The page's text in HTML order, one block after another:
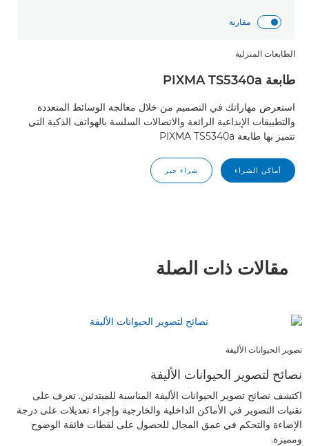
مقارنة
الطابعات المنزلية
طابعة PIXMA TS5340a
استعرض مهاراتك في التصميم من خلال معالجة الوسائط المتعددة
والتطبيقات الإبداعية الرائعة والاتصالات السلسة بالهواتف الذكية التي
تتميز بها طابعة PIXMA TS5340a
أماكن الشراء شراء حبر
مقالات ذات الصلة
تصوير الحيوانات الأليفة
نصائح لتصوير الحيوانات الأليفة
اكتشف نصائح تصوير الحيوانات الأليفة المناسبة للمبتدئين. تعرف على
تقنيات التصوير في الأماكن الداخلية والخارجية وإجراء تعديلات على درجة
الإضاءة والتحكم في عمق المجال للحصول على لقطات فائقة الوضوح
ومميزة.